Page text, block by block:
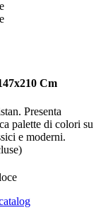
Cm
Presenta
palette di colori su
e moderni.